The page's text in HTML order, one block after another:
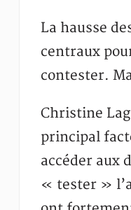
La hausse
centraux
contester.
Christine
principal
accéder aux
« tester »